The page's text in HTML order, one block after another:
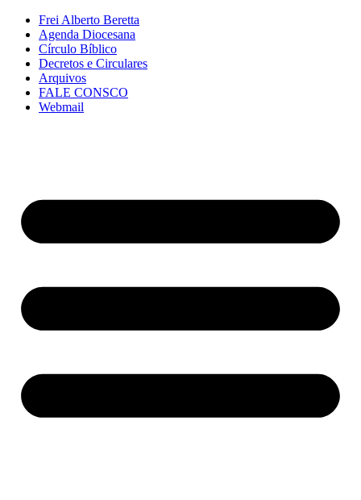
Frei Alberto Beretta
Agenda Diocesana
Círculo Bíblico
Decretos e Circulares
Arquivos
FALE CONSCO
Webmail